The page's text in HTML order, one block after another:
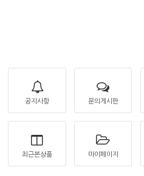
공지사항 문의게시판
최근본상품 마이페이지